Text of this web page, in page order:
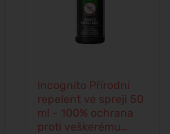
Incognito Přírodní
repelent ve spreji 50
ml - 100% ochrana
proti veškerému